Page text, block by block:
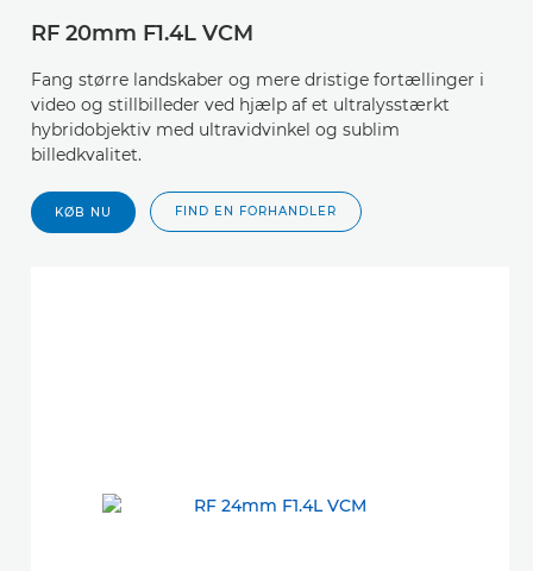
RF 20mm F1.4L VCM
Fang større landskaber og mere dristige fortællinger i
video og stillbilleder ved hjælp af et ultralysstærkt
hybridobjektiv med ultravidvinkel og sublim
billedkvalitet.
KØB NU FIND EN FORHANDLER